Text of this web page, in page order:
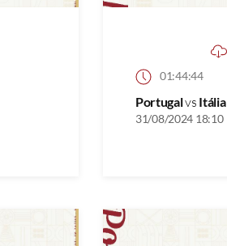
01:44:44
Portugalvs Itália
31/08/2024 18:10